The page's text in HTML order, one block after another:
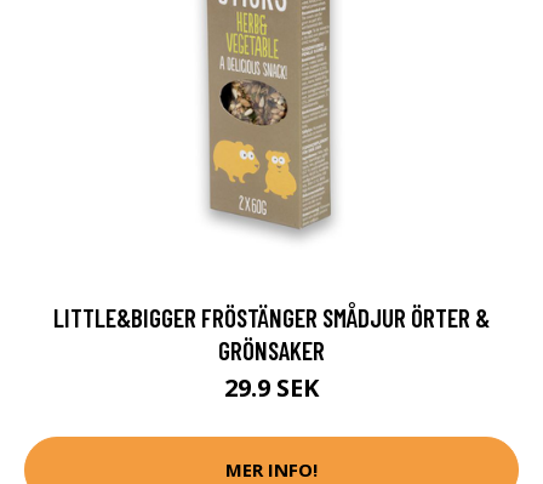
LITTLE&BIGGER FRÖSTÄNGER SMÅDJUR ÖRTER &
GRÖNSAKER
29.9 SEK
MER INFO!